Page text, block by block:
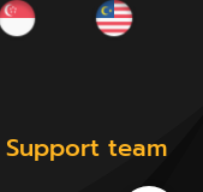
Support team